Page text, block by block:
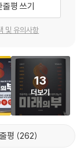
야 한다는 사실을
라면 모두가 인지하
천에 옮기지 못한다.
을 오직 돈으로 보는
게 된다. 혹은 어느
마음으로는 절대 장
, 이미 세계 1위인
이 맞닥뜨리게 될 암
다. 여기서 말하는
체, 자율주행, 데이터
명의 모든 열쇠를 쥐
장기투자에 관한
년 이상 이어질 인공
을 읽어내고, 그 가
심, 그리고 강력한
줄평 쓰기
및 유의사항
13
더보기
평 262